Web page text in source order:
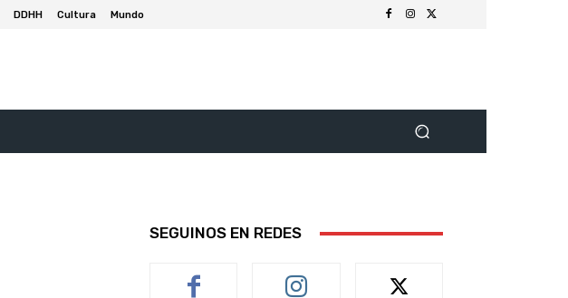
DDHH Cultura Mundo
SEGUINOS EN REDES